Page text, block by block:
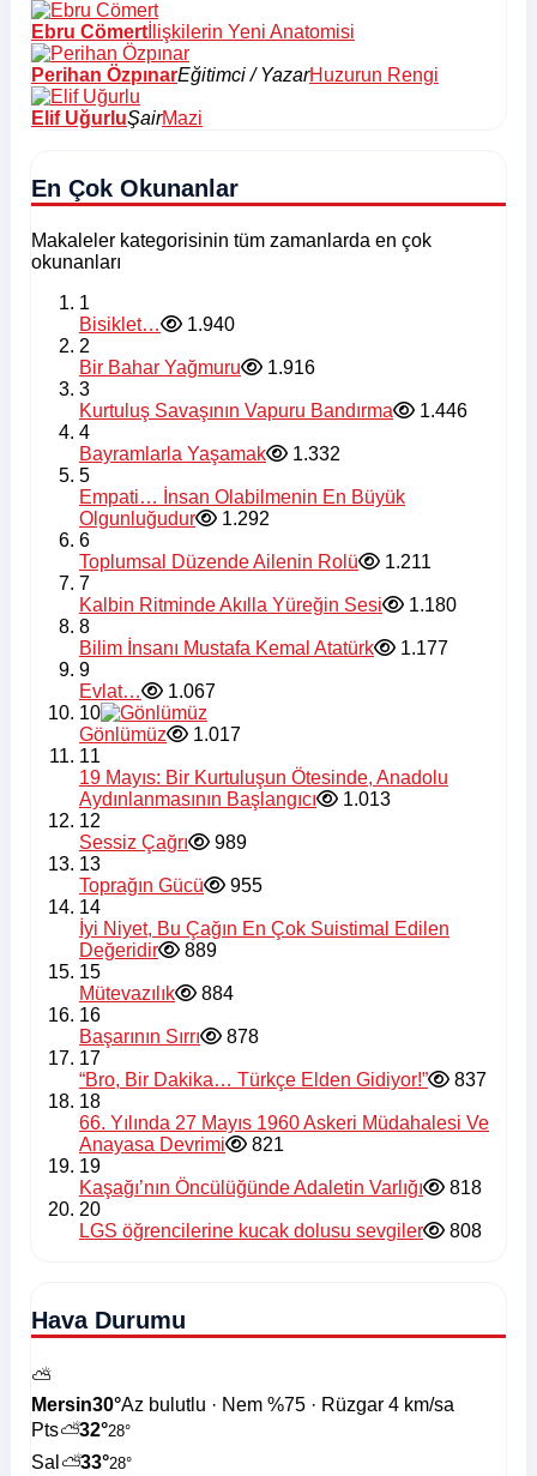
Ebru Cömert İlişkilerin Yeni Anatomisi
Perihan ÖzpınarEğitimci / YazarHuzurun Rengi
Elif UğurluŞairMazi
En Çok Okunanlar
Makaleler kategorisinin tüm zamanlarda en çok
okunanları
1
Bisiklet…
1.940
2
Bir Bahar Yağmuru
1.916
3
Kurtuluş Savaşının Vapuru Bandırma
1.446
4
Bayramlarla Yaşamak
1.332
5
Empati… İnsan Olabilmenin En Büyük
Olgunluğudur
1.292
6
Toplumsal Düzende Ailenin Rolü
1.211
7
Kalbin Ritminde Akılla Yüreğin Sesi
1.180
8
Bilim İnsanı Mustafa Kemal Atatürk
1.177
9
Evlat…
1.067
10
Gönlümüz
1.017
11
19 Mayıs: Bir Kurtuluşun Ötesinde, Anadolu
Aydınlanmasının Başlangıcı
1.013
12
Sessiz Çağrı
989
13
Toprağın Gücü
955
14
İyi Niyet, Bu Çağın En Çok Suistimal Edilen
Değeridir
889
15
Mütevazılık
884
16
Başarının Sırrı
878
17
“Bro, Bir Dakika… Türkçe Elden Gidiyor!”
837
18
66. Yılında 27 Mayıs 1960 Askeri Müdahalesi Ve
Anayasa Devrimi
821
19
Kaşağı’nın Öncülüğünde Adaletin Varlığı
818
20
LGS öğrencilerine kucak dolusu sevgiler
808
Hava Durumu
⛅
Mersin30°Az bulutlu · Nem %75 · Rüzgar 4 km/sa
Pts⛅32°28°
Sal ⛅33°28°